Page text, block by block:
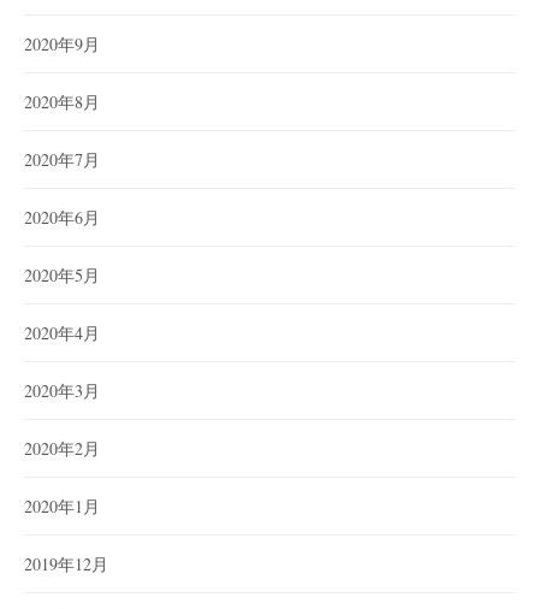
2020年9月
2020年8月
2020年7月
2020年6月
2020年5月
2020年4月
2020年3月
2020年2月
2020年1月
2019年12月